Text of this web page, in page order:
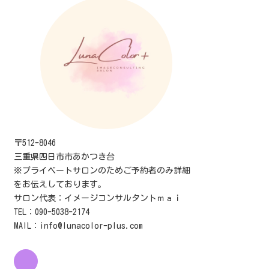
〒512-8046
三重県四日市市あかつき台
※プライベートサロンのためご予約者のみ詳細
をお伝えしております。
サロン代表：イメージコンサルタントｍａｉ
TEL：090-5038-2174
MAIL：info@lunacolor-plus.com